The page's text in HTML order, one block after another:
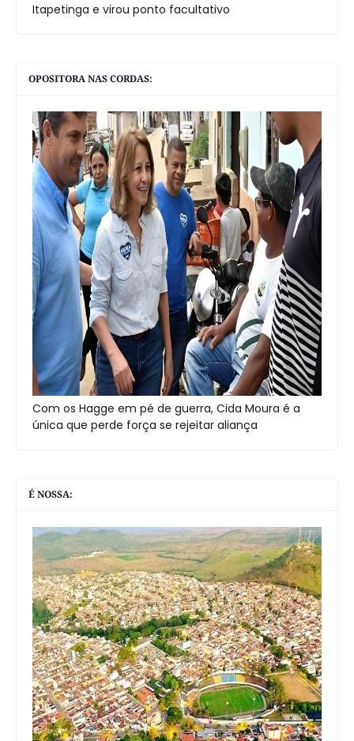
Itapetinga e virou ponto facultativo
OPOSITORA NAS CORDAS:
Com os Hagge em pé de guerra, Cida Moura é a
única que perde força se rejeitar aliança
É NOSSA: